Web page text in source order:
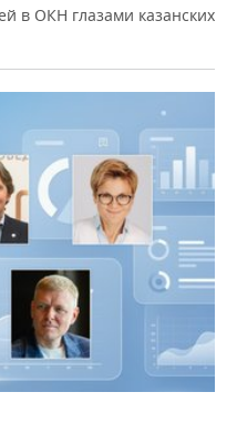
в ОКН глазами казанских